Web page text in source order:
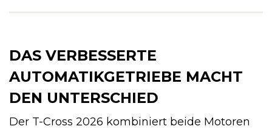
DAS VERBESSERTE
AUTOMATIKGETRIEBE MACHT
DEN UNTERSCHIED
Der T-Cross 2026 kombiniert beide Motoren